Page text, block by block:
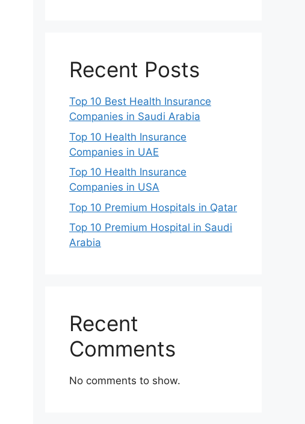
Recent Posts
Top 10 Best Health Insurance
Companies in Saudi Arabia
Top 10 Health Insurance
Companies in UAE
Top 10 Health Insurance
Companies in USA
Top 10 Premium Hospitals in Qatar
Top 10 Premium Hospital in Saudi
Arabia
Recent
Comments
No comments to show.